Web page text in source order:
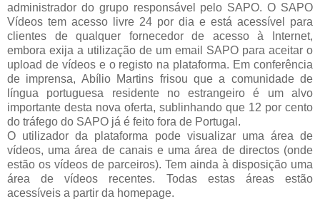
administrador do grupo responsável pelo SAPO. O SAPO
Vídeos tem acesso livre 24 por dia e está acessível para
clientes de qualquer fornecedor de acesso à Internet,
embora exija a utilização de um email SAPO para aceitar o
upload de vídeos e o registo na plataforma. Em conferência
de imprensa, Abílio Martins frisou que a comunidade de
língua portuguesa residente no estrangeiro é um alvo
importante desta nova oferta, sublinhando que 12 por cento
do tráfego do SAPO já é feito fora de Portugal.
O utilizador da plataforma pode visualizar uma área de
vídeos, uma área de canais e uma área de directos (onde
estão os vídeos de parceiros). Tem ainda à disposição uma
área de vídeos recentes. Todas estas áreas estão
acessíveis a partir da homepage.